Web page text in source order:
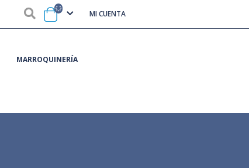
MI CUENTA
MARROQUINERÍA